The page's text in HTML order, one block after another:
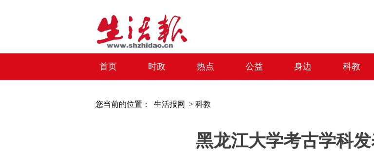
首页 时政 热点 公益 身边 科教
您当前的位置： 生活报网 > 科教
黑龙江大学考古学科